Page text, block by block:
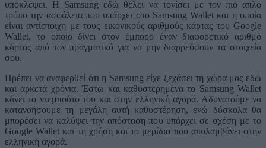
υποκλέψει. Η Samsung εδώ θέλει να τονίσει με τον πιο απλό
τρόπο την ασφάλεια που υπάρχει στο Samsung Wallet και η οποία
είναι αντίστοιχη με τους εικονικούς αριθμούς κάρτας του Google
Wallet, το οποίο δίνει στον έμπορο έναν διαφορετικό αριθμό
κάρτας από τον πραγματικό για να μην διαρρεύσουν τα στοιχεία
σου.
Πρέπει να αναφερθεί ότι η Samsung είχε ξεχάσει τη χώρα μας εδώ
και αρκετά χρόνια. Έστω και καθυστερημένα το Samsung Wallet
κάνει το ντεμπούτο του και στην ελληνική αγορά. Αδυνατούμε να
κατανοήσουμε τη μεγάλη αυτή καθυστέρηση, ενώ δύσκολα θα
μπορέσει να καλύψει την απόσταση που υπάρχει σε σχέση με το
Google Wallet και τη χρήση και το μερίδιο που απολαμβάνει στην
ελληνική αγορά.